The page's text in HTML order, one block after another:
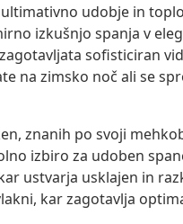
udobje in
izkušnjo spanja v
sofisticiran
na zimsko noč ali se
znanih po svoji
izbiro za udoben
ustvarja usklajen in
kar zagotavlja